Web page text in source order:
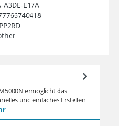
A3DE-E17A
ermöglicht das
und einfaches Erstellen